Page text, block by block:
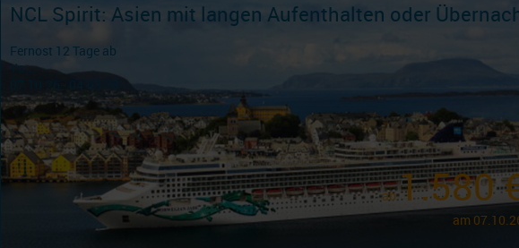
Fernost 12 Tage ab
Yo...
ab1.580
am